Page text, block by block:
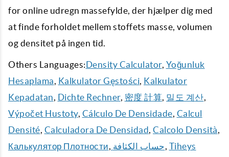
for online udregn massefylde, der hjælper dig med
at finde forholdet mellem stoffets masse, volumen
og densitet på ingen tid.
Others Languages:Density Calculator, Yoğunluk
Hesaplama, Kalkulator Gęstości, Kalkulator
Kepadatan, Dichte Rechner, 密度 計算, 밀도 계산,
Výpočet Hustoty, Cálculo De Densidade, Calcul
Densité, Calculadora De Densidad, Calcolo Densità,
Калькулятор Плотности, حساب الكثافة, Tiheys